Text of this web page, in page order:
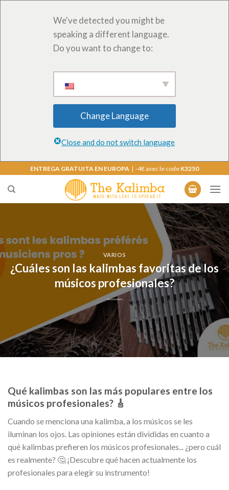
We've detected you might be
speaking a different language.
Do you want to change to:
Change Language
Close and do not switch language
contenido
ENTREGA GRATUITA EN EUROPA | -4€ avec le code K3250
VARIOS
¿Cuáles son las kalimbas favoritas de los
músicos profesionales?
Qué kalimbas son las más populares entre los
músicos profesionales? 🎸
Cuando se menciona una kalimba, a los músicos se les
iluminan los ojos. Las opiniones están divididas en cuanto a
qué kalimbas prefieren los músicos profesionales... ¿pero cuál
es realmente? 🤔 ¡Descubre qué hacen actualmente los
profesionales para elegir su instrumento!